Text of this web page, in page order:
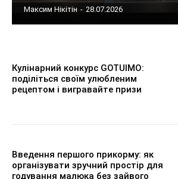
Максим Нікітін - 28.07.2026
Кулінарний конкурс GOTUIMO:
поділіться своїм улюбленим
рецептом і вигравайте призи
Введення першого прикорму: як
організувати зручний простір для
годування малюка без зайвого